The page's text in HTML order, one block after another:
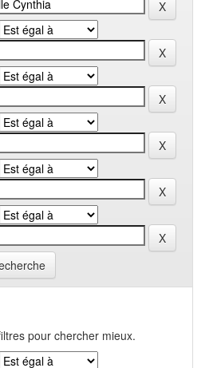
pour chercher mieux.